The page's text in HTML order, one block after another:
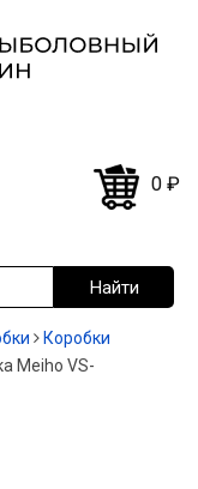
0 ₽
Коробки
Meiho VS-